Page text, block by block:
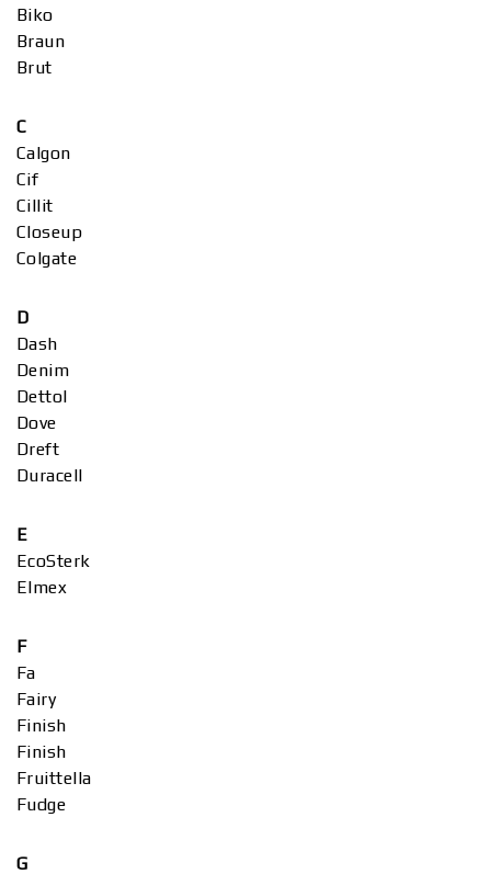
Biko
Braun
Brut
C
Calgon
Cif
Cillit
Closeup
Colgate
D
Dash
Denim
Dettol
Dove
Dreft
Duracell
E
EcoSterk
Elmex
F
Fa
Fairy
Finish
Finish
Fruittella
Fudge
G